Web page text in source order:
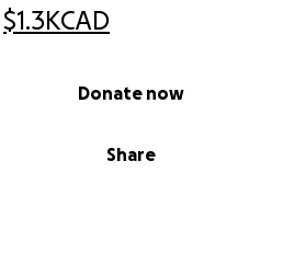
$1.3KCAD
Share
Donate now